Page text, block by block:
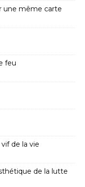
une même carte
feu
de la vie
de la lutte